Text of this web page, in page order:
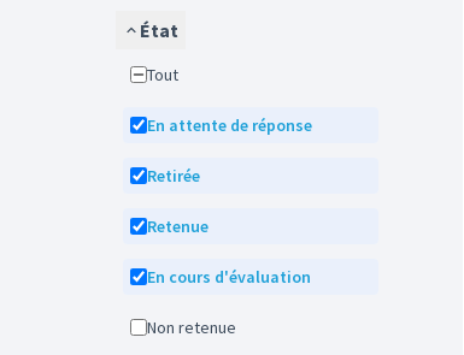
État
Tout
En attente de réponse
Retirée
Retenue
En cours d'évaluation
Non retenue